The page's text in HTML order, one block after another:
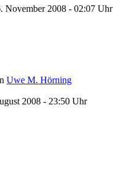
November 2008 - 02:07 Uhr
Uwe M. Hörning
2008 - 23:50 Uhr